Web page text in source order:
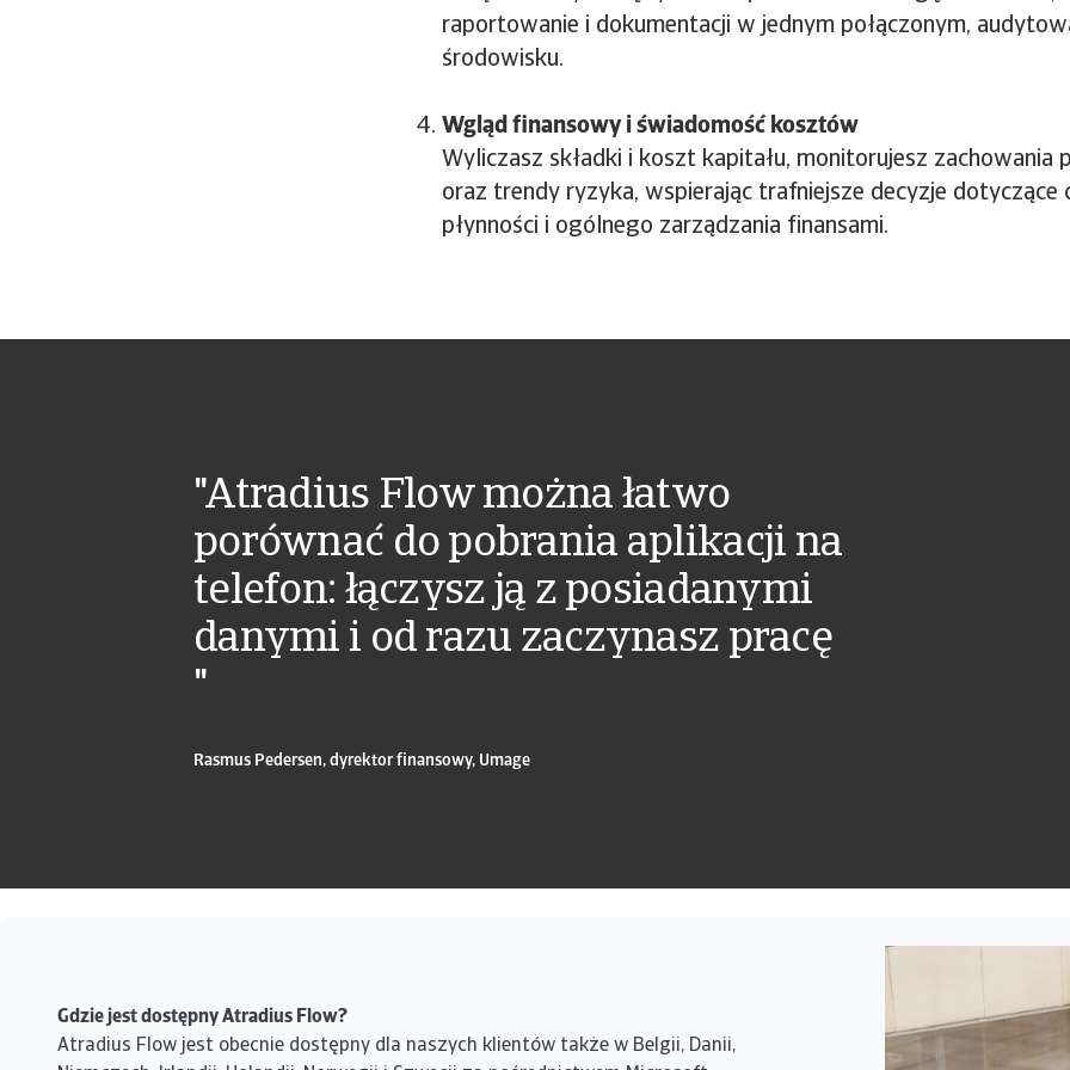
raportowanie i dokumentacji w jednym połączonym,
środowisku.
Wgląd finansowy i świadomość kosztów
Wyliczasz składki i koszt kapitału, monitorujesz zachowania
oraz trendy ryzyka, wspierając trafniejsze decyzje dotyczące
płynności i ogólnego zarządzania finansami.
"Atradius Flow można łatwo
porównać do pobrania aplikacji na
telefon: łączysz ją z posiadanymi
danymi i od razu zaczynasz pracę
"
Rasmus Pedersen, dyrektor finansowy, Umage
Gdzie jest dostępny Atradius Flow?
Atradius Flow jest obecnie dostępny dla naszych klientów także w Belgii, Danii,